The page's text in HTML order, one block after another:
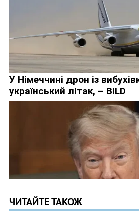
ЧИТАЙТЕ ТАКОЖ